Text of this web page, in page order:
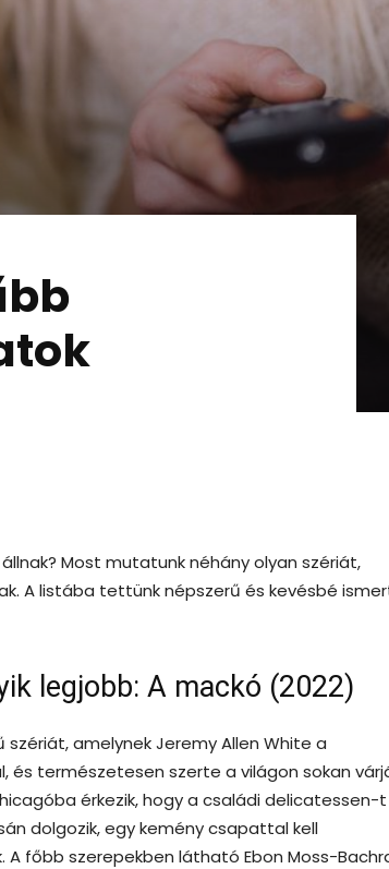
Most mutatunk néhány olyan szériát,
A listába tettünk népszerű és kevésbé
legjobb: A mackó (2022)
amelynek Jeremy Allen White a
és természetesen szerte a világon sokan
érkezik, hogy a családi delicatessen-t
dolgozik, egy kemény csapattal kell
A főbb szerepekben látható Ebon Moss-